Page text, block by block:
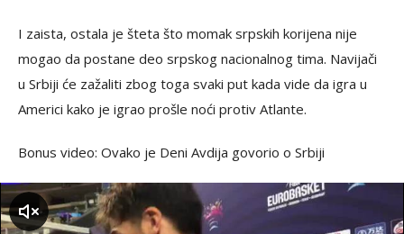
I zaista, ostala je šteta što momak srpskih korijena nije
mogao da postane deo srpskog nacionalnog tima. Navijači
u Srbiji će zažaliti zbog toga svaki put kada vide da igra u
Americi kako je igrao prošle noći protiv Atlante.
Bonus video: Ovako je Deni Avdija govorio o Srbiji